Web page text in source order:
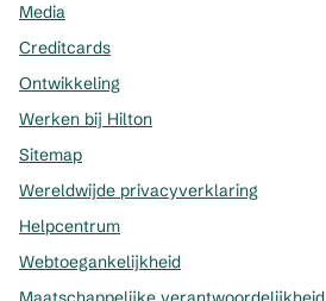
Media
Creditcards
Ontwikkeling
Werken bij Hilton
Sitemap
Wereldwijde privacyverklaring
Helpcentrum
Webtoegankelijkheid